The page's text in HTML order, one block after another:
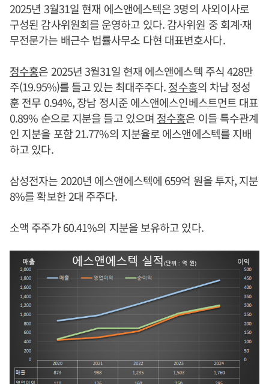
2025년 3월31일 현재 에스앤에스텍은 3명의 사외이사로
구성된 감사위원회를 운영하고 있다. 감사위원 중 회계·재
무전문가는 배근수 법률사무소 다현 대표변호사다.
정수홍은 2025년 3월31일 현재 에스앤에스텍 주식 428만
주(19.95%)를 들고 있는 최대주주다.정수홍의 차남 정성
훈 전무 0.94%, 장남 정시준 에스앤에스인베스트먼트 대표
0.89% 순으로 지분을 들고 있으며 정수홍은 이들 특수관계
인 지분을 포함 21.77%의 지분율로 에스앤에스텍를 지배
하고 있다.
삼성전자는 2020년 에스앤에스텍에 659억 원을 투자, 지분
8%를 확보한 2대 주주다.
소액 주주가 60.41%의 지분을 보유하고 있다.